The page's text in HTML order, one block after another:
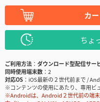
カ
ちょ
ご利用方法
ダウンロード型配信サー
同時使用端末数
2
対応OS
iOS最新の２世代前まで /
※コンテンツの使用にあたり、専用ビ
※Androidは、Android２世代前の端